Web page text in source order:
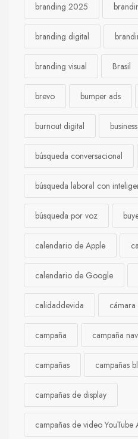
branding 2025
branding digital
branding visual Brasil
brevo bumper ads
burnout digital business
búsqueda conversacional
búsqueda laboral con
búsqueda por voz
calendario de Apple
calendario de Google
calidaddevida cámara
campaña campaña
campañas campañas
campañas de display
campañas de video YouTube